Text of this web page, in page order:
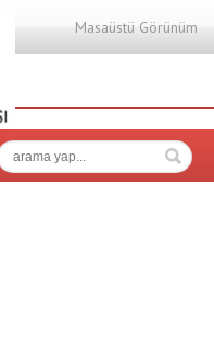
Masaüstü Görünüm